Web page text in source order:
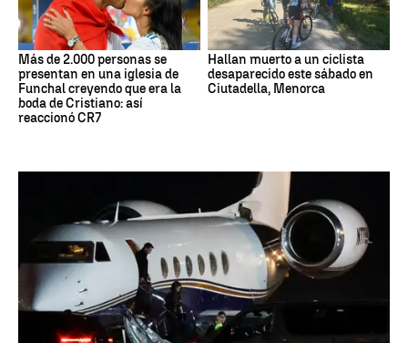
Más de 2.000 personas se
presentan en una iglesia de
Funchal creyendo que era la
boda de Cristiano: así
reaccionó CR7
Hallan muerto a un ciclista
desaparecido este sábado en
Ciutadella, Menorca